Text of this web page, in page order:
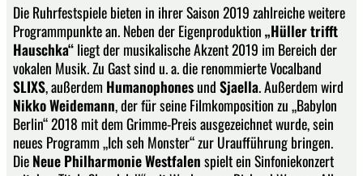
Die Ruhrfestspiele bieten in ihrer Saison 2019 zahlreiche weitere
Programmpunkte an. Neben der Eigenproduktion„Hüller trifft
Hauschka“liegt der musikalische Akzent 2019 im Bereich der
vokalen Musik. Zu Gast sind u. a. die renommierte Vocalband
SLIXS, außerdem HumanophonesundSjaella. Außerdem wird
Nikko Weidemann, der für seine Filmkomposition zu „Babylon
Berlin“ 2018 mit dem Grimme-Preis ausgezeichnet wurde, sein
neues Programm „Ich seh Monster“ zur Uraufführung bringen.
DieNeue Philharmonie Westfalenspielt ein Sinfoniekonzert